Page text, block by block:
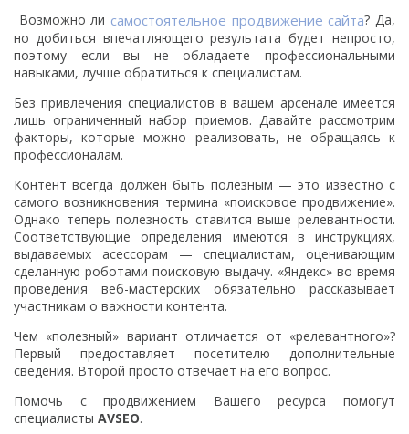
Возможно ли самостоятельное продвижение сайта? Да,
но добиться впечатляющего результата будет непросто,
поэтому если вы не обладаете профессиональными
навыками, лучше обратиться к специалистам.
Без привлечения специалистов в вашем арсенале имеется
лишь ограниченный набор приемов. Давайте рассмотрим
факторы, которые можно реализовать, не обращаясь к
профессионалам.
Контент всегда должен быть полезным — это известно с
самого возникновения термина «поисковое продвижение».
Однако теперь полезность ставится выше релевантности.
Соответствующие определения имеются в инструкциях,
выдаваемых асессорам — специалистам, оценивающим
сделанную роботами поисковую выдачу. «Яндекс» во время
проведения веб-мастерских обязательно рассказывает
участникам о важности контента.
Чем «полезный» вариант отличается от «релевантного»?
Первый предоставляет посетителю дополнительные
сведения. Второй просто отвечает на его вопрос.
Помочь с продвижением Вашего ресурса помогут
специалисты AVSEO.